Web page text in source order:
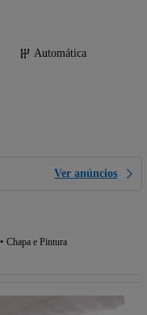
Automática
Ver anúncios
Chapa e Pintura